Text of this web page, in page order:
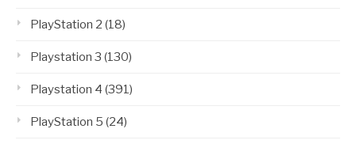
PlayStation 2 (18)
Playstation 3 (130)
Playstation 4 (391)
PlayStation 5 (24)